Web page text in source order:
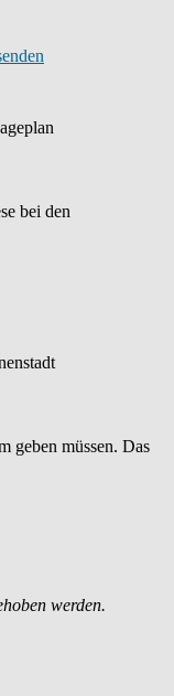
bei den
geben müssen. Das
werden.